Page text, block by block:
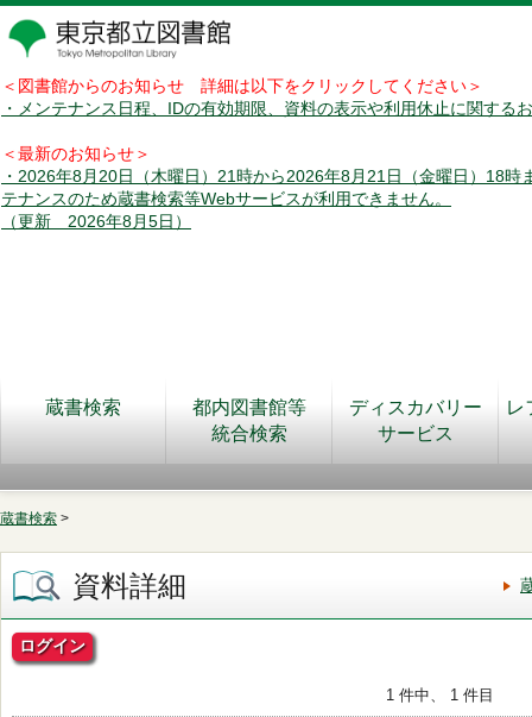
＜図書館からのお知らせ 詳細は以下をクリックしてください＞
・メンテナンス日程、IDの有効期限、資料の表示や利用休止に関する
＜最新のお知らせ＞
・2026年8月20日（木曜日）21時から2026年8月21日（金曜日）18時
テナンスのため蔵書検索等Webサービスが利用できません。
（更新 2026年8月5日）
蔵書検索
都内図書館等
統合検索
ディスカバリー
サービス
レ
蔵書検索 >
資料詳細
ログイン
1 件中、 1 件目